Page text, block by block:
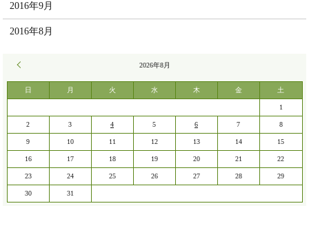
2016年9月
2016年8月
2026年8月
日 月 火 水 木 金 土
1
2 3 4 5 6 7 8
9 10 11 12 13 14 15
16 17 18 19 20 21 22
23 24 25 26 27 28 29
30 31